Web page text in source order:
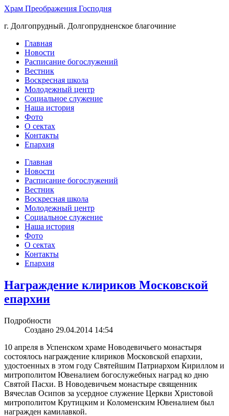
Храм Преображения Господня
г. Долгопрудный. Долгопрудненское благочиние
Главная
Новости
Расписание богослужений
Вестник
Воскресная школа
Молодежный центр
Социальное служение
Наша история
Фото
О сектах
Контакты
Епархия
Главная
Новости
Расписание богослужений
Вестник
Воскресная школа
Молодежный центр
Социальное служение
Наша история
Фото
О сектах
Контакты
Епархия
Награждение клириков Московской
епархии
Подробности
Создано 29.04.2014 14:54
10 апреля в Успенском храме Новодевичьего монастыря
состоялось награждение клириков Московской епархии,
удостоенных в этом году Святейшим Патриархом Кириллом и
митрополитом Ювеналием богослужебных наград ко дню
Святой Пасхи. В Новодевичьем монастыре священник
Вячеслав Осипов за усердное служение Церкви Христовой
митрополитом Крутицким и Коломенским Ювеналием был
награжден камилавкой.